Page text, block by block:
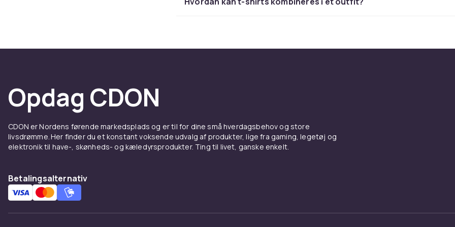
stilarter
De fleste herre-t-shirts er lavet af bomuld takket være dens bløde
og gode åndbarhed. Bomuldsblandinger med stretch giver ekstra
bevægelsesfrihed og hjælper beklædningsgenstanden med at bevare
Opdag CDON
CDON er Nordens førende markedsplads og er til for dine små hverdagsbehov og store
livsdrømme. Her finder du et konstant voksende udvalg af produkter, lige fra gaming, legetøj og
elektronik til have-, skønheds- og kæledyrsprodukter. Ting til livet, ganske enkelt.
Betalingsalternativ